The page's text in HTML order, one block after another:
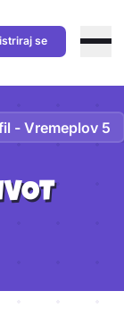
se
- Vremeplov 5